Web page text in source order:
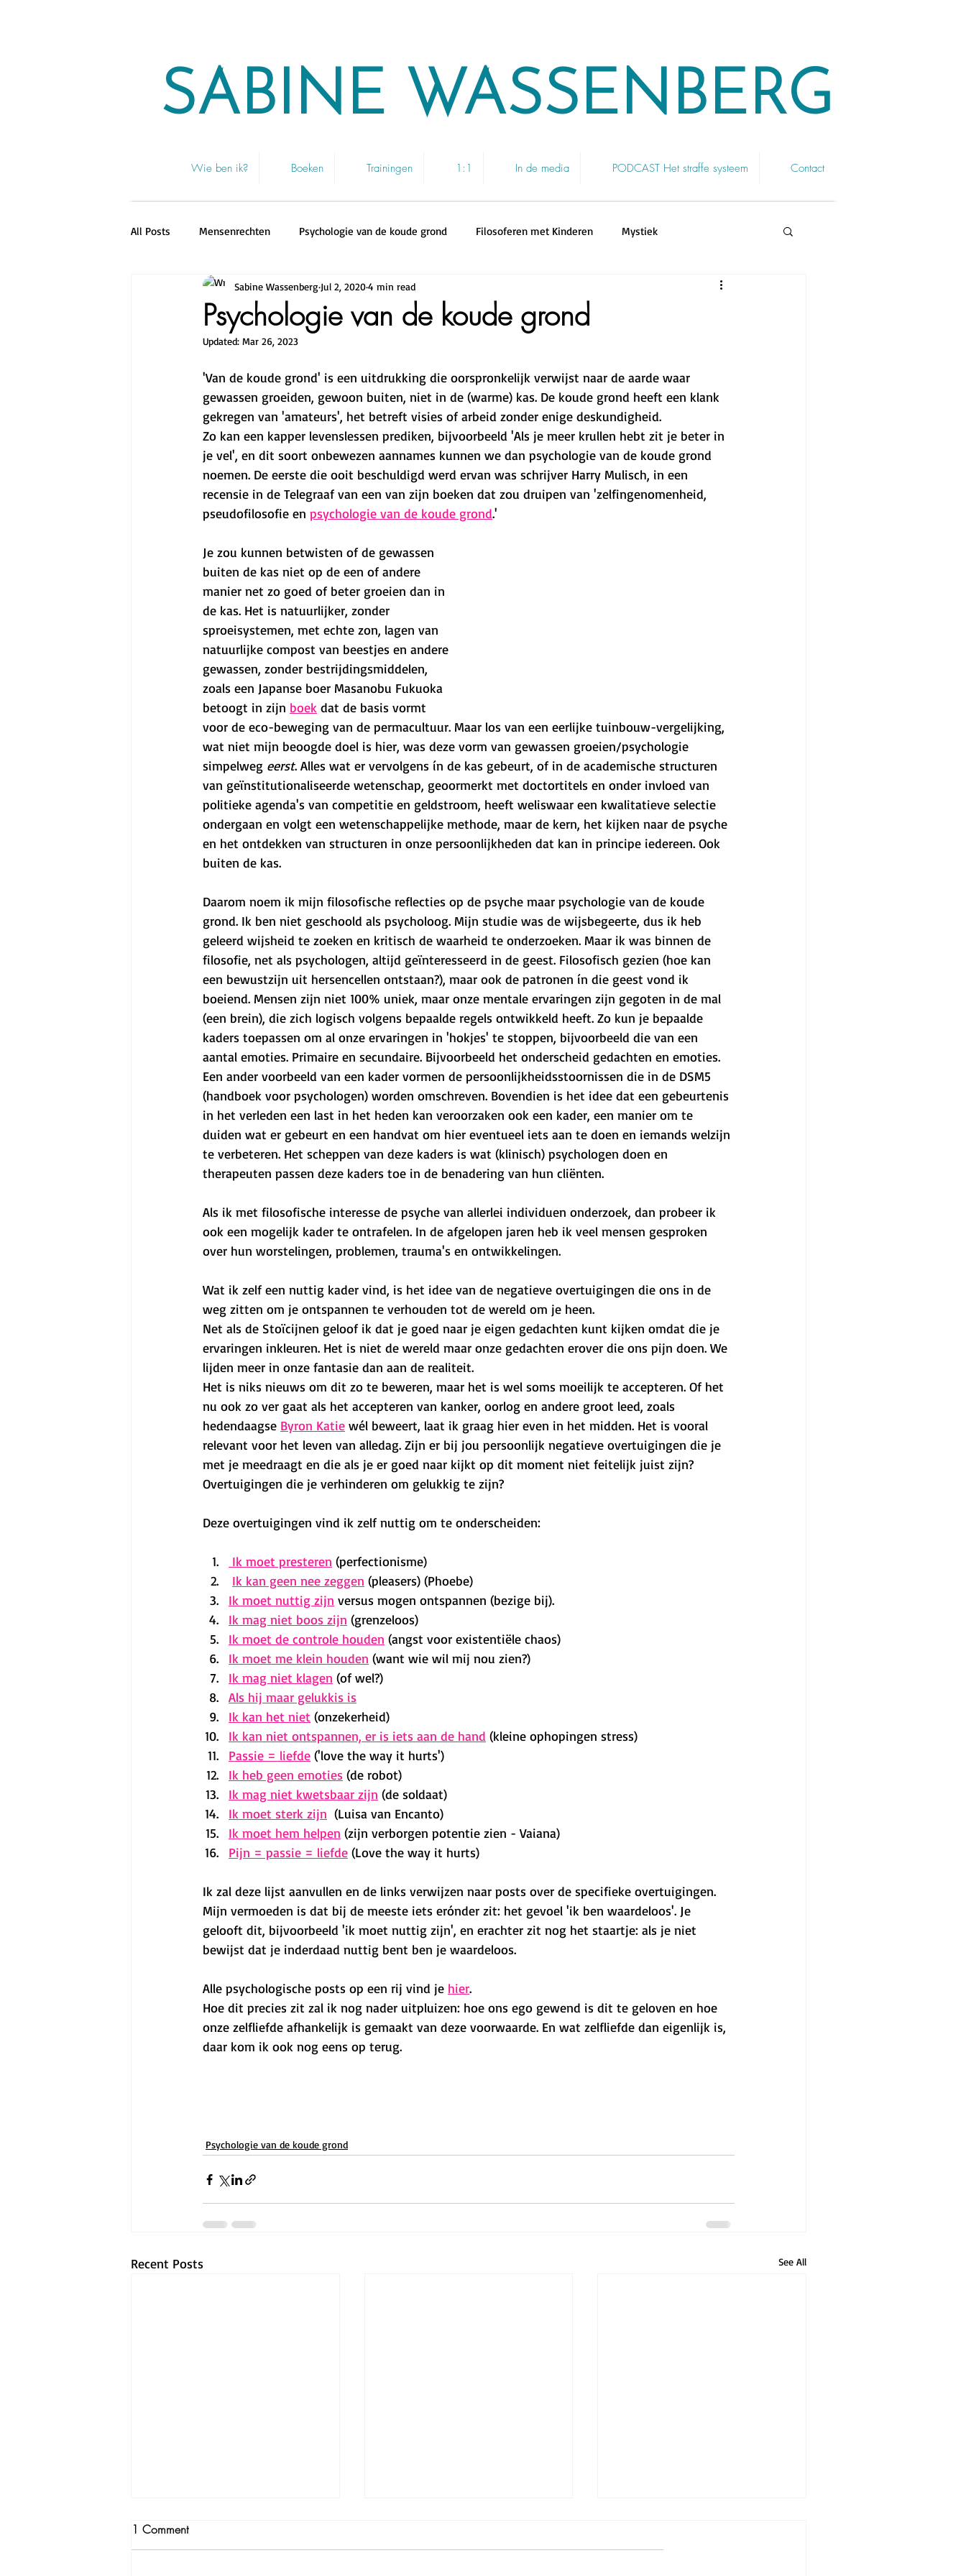
SABINE WASSENBERG
Wie ben ik? Boeken Trainingen 1:1 In de media PODCAST Het straffe systeem Contact
All Posts Mensenrechten Psychologie van de koude grond Filosoferen met Kinderen Mystiek
Tijdschrift Mensenkinderen
Psychologie van de koude grond
Sabine Wassenberg Jul 2, 20204 min read
Updated: Mar 26, 2023
'Van de koude grond' is een uitdrukking die oorspronkelijk verwijst naar de aarde waar
gewassen groeiden, gewoon buiten, niet in de (warme) kas. De koude grond heeft een klank
gekregen van 'amateurs', het betreft visies of arbeid zonder enige deskundigheid.
Zo kan een kapper levenslessen prediken, bijvoorbeeld 'Als je meer krullen hebt zit je beter in
je vel', en dit soort onbewezen aannames kunnen we dan psychologie van de koude grond
noemen. De eerste die ooit beschuldigd werd ervan was schrijver Harry Mulisch, in een
recensie in de Telegraaf van een van zijn boeken dat zou druipen van 'zelfingenomenheid,
pseudofilosofie en psychologie van de koude grond.'
Je zou kunnen betwisten of de gewassen
buiten de kas niet op de een of andere
manier net zo goed of beter groeien dan in
de kas. Het is natuurlijker, zonder
sproeisystemen, met echte zon, lagen van
natuurlijke compost van beestjes en andere
gewassen, zonder bestrijdingsmiddelen,
zoals een Japanse boer Masanobu Fukuoka
betoogt in zijn boek dat de basis vormt
voor de eco-beweging van de permacultuur. Maar los van een eerlijke tuinbouw-vergelijking,
wat niet mijn beoogde doel is hier, was deze vorm van gewassen groeien/psychologie
simpelweg eerst. Alles wat er vervolgens ín de kas gebeurt, of in de academische structuren
van geïnstitutionaliseerde wetenschap, geoormerkt met doctortitels en onder invloed van
politieke agenda's van competitie en geldstroom, heeft weliswaar een kwalitatieve selectie
ondergaan en volgt een wetenschappelijke methode, maar de kern, het kijken naar de psyche
en het ontdekken van structuren in onze persoonlijkheden dat kan in principe iedereen. Ook
buiten de kas.
Daarom noem ik mijn filosofische reflecties op de psyche maar psychologie van de koude
grond. Ik ben niet geschoold als psycholoog. Mijn studie was de wijsbegeerte, dus ik heb
geleerd wijsheid te zoeken en kritisch de waarheid te onderzoeken. Maar ik was binnen de
filosofie, net als psychologen, altijd geïnteresseerd in de geest. Filosofisch gezien (hoe kan
een bewustzijn uit hersencellen ontstaan?), maar ook de patronen ín die geest vond ik
boeiend. Mensen zijn niet 100% uniek, maar onze mentale ervaringen zijn gegoten in de mal
(een brein), die zich logisch volgens bepaalde regels ontwikkeld heeft. Zo kun je bepaalde
kaders toepassen om al onze ervaringen in 'hokjes' te stoppen, bijvoorbeeld die van een
aantal emoties. Primaire en secundaire. Bijvoorbeeld het onderscheid gedachten en emoties.
Een ander voorbeeld van een kader vormen de persoonlijkheidsstoornissen die in de DSM5
(handboek voor psychologen) worden omschreven. Bovendien is het idee dat een gebeurtenis
in het verleden een last in het heden kan veroorzaken ook een kader, een manier om te
duiden wat er gebeurt en een handvat om hier eventueel iets aan te doen en iemands welzijn
te verbeteren. Het scheppen van deze kaders is wat (klinisch) psychologen doen en
therapeuten passen deze kaders toe in de benadering van hun cliënten.
Als ik met filosofische interesse de psyche van allerlei individuen onderzoek, dan probeer ik
ook een mogelijk kader te ontrafelen. In de afgelopen jaren heb ik veel mensen gesproken
over hun worstelingen, problemen, trauma's en ontwikkelingen.
Wat ik zelf een nuttig kader vind, is het idee van de negatieve overtuigingen die ons in de
weg zitten om je ontspannen te verhouden tot de wereld om je heen.
Net als de Stoïcijnen geloof ik dat je goed naar je eigen gedachten kunt kijken omdat die je
ervaringen inkleuren. Het is niet de wereld maar onze gedachten erover die ons pijn doen. We
lijden meer in onze fantasie dan aan de realiteit.
Het is niks nieuws om dit zo te beweren, maar het is wel soms moeilijk te accepteren. Of het
nu ook zo ver gaat als het accepteren van kanker, oorlog en andere groot leed, zoals
hedendaagse Byron Katie wél beweert, laat ik graag hier even in het midden. Het is vooral
relevant voor het leven van alledag. Zijn er bij jou persoonlijk negatieve overtuigingen die je
met je meedraagt en die als je er goed naar kijkt op dit moment niet feitelijk juist zijn?
Overtuigingen die je verhinderen om gelukkig te zijn?
Deze overtuigingen vind ik zelf nuttig om te onderscheiden:
Ik moet presteren (perfectionisme)
Ik kan geen nee zeggen (pleasers) (Phoebe)
Ik moet nuttig zijn versus mogen ontspannen (bezige bij).
Ik mag niet boos zijn (grenzeloos)
Ik moet de controle houden (angst voor existentiële chaos)
Ik moet me klein houden (want wie wil mij nou zien?)
Ik mag niet klagen (of wel?)
Als hij maar gelukkis is
Ik kan het niet (onzekerheid)
Ik kan niet ontspannen, er is iets aan de hand (kleine ophopingen stress)
Passie = liefde ('love the way it hurts')
Ik heb geen emoties (de robot)
Ik mag niet kwetsbaar zijn (de soldaat)
Ik moet sterk zijn
  (Luisa van Encanto)
Ik moet hem helpen (zijn verborgen potentie zien - Vaiana)
Pijn = passie = liefde (Love the way it hurts)
Ik zal deze lijst aanvullen en de links verwijzen naar posts over de specifieke overtuigingen.
Mijn vermoeden is dat bij de meeste iets erónder zit: het gevoel 'ik ben waardeloos'. Je
gelooft dit, bijvoorbeeld 'ik moet nuttig zijn', en erachter zit nog het staartje: als je niet
bewijst dat je inderdaad nuttig bent ben je waardeloos.
Alle psychologische posts op een rij vind je hier.
Hoe dit precies zit zal ik nog nader uitpluizen: hoe ons ego gewend is dit te geloven en hoe
onze zelfliefde afhankelijk is gemaakt van deze voorwaarde. En wat zelfliefde dan eigenlijk is,
daar kom ik ook nog eens op terug.
Psychologie van de koude grond
Recent Posts See All
1 Comment